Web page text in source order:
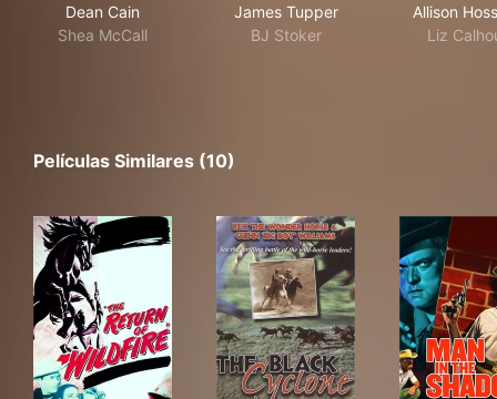
Dean Cain
Shea McCall
James Tupper
BJ Stoker
Allison
Liz
Películas Similares (10)